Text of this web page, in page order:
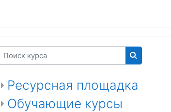
Поиск курса
Поиск
Ресурсная площадка
Обучающие курсы